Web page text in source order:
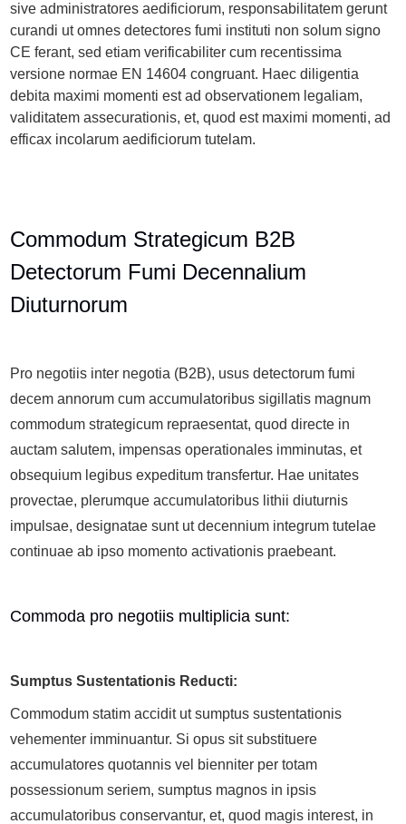
sive administratores aedificiorum, responsabilitatem gerunt
curandi ut omnes detectores fumi instituti non solum signo
CE ferant, sed etiam verificabiliter cum recentissima
versione normae EN 14604 congruant. Haec diligentia
debita maximi momenti est ad observationem legaliam,
validitatem assecurationis, et, quod est maximi momenti, ad
efficax incolarum aedificiorum tutelam.
Commodum Strategicum B2B
Detectorum Fumi Decennalium
Diuturnorum
Pro negotiis inter negotia (B2B), usus detectorum fumi
decem annorum cum accumulatoribus sigillatis magnum
commodum strategicum repraesentat, quod directe in
auctam salutem, impensas operationales imminutas, et
obsequium legibus expeditum transfertur. Hae unitates
provectae, plerumque accumulatoribus lithii diuturnis
impulsae, designatae sunt ut decennium integrum tutelae
continuae ab ipso momento activationis praebeant.
Commoda pro negotiis multiplicia sunt:
Sumptus Sustentationis Reducti:
Commodum statim accidit ut sumptus sustentationis
vehementer imminuantur. Si opus sit substituere
accumulatores quotannis vel bienniter per totam
possessionum seriem, sumptus magnos in ipsis
accumulatoribus conservantur, et, quod magis interest, in